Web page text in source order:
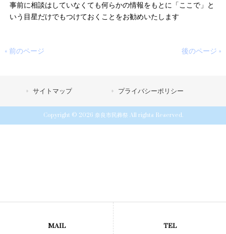
事前に相談はしていなくても何らかの情報をもとに「ここで」と
いう目星だけでもつけておくことをお勧めいたします
« 前のページ 後のページ »
サイトマップ プライバシーポリシー
Copyright © 2026 奈良市民葬祭 All rights Reserved.
MAIL TEL